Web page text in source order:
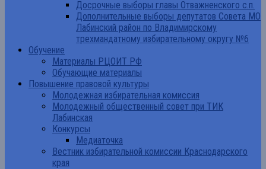
Досрочные выборы главы Отважненского с.п.
Дополнительные выборы депутатов Совета МО
Лабинский район по Владимирскому
трехмандатному избирательному округу №6
Обучение
Материалы РЦОИТ РФ
Обучающие материалы
Повышение правовой культуры
Молодежная избирательная комиссия
Молодежный общественный совет при ТИК
Лабинская
Конкурсы
Медиаточка
Вестник избирательной комиссии Краснодарского
края